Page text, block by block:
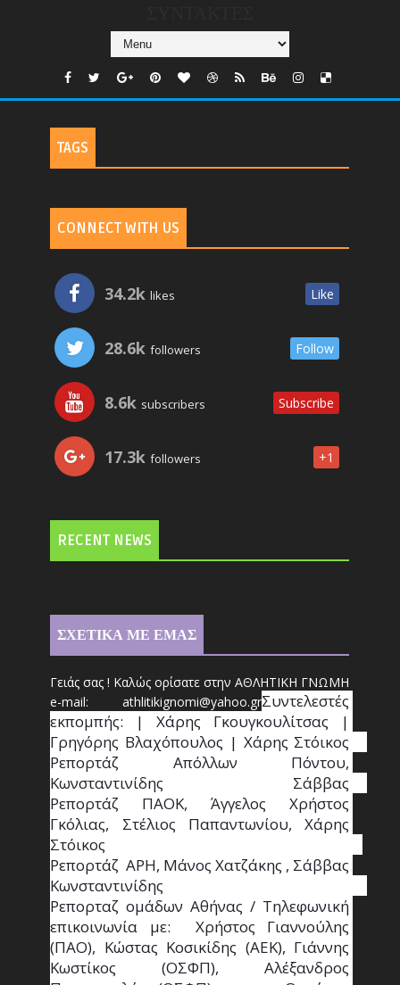
TAGS
CONNECT WITH US
34.2k likes Like
28.6k followers Follow
8.6k subscribers Subscribe
17.3k followers +1
RECENT NEWS
ΣΧΕΤΙΚΑ ΜΕ ΕΜΑΣ
Γειάς σας ! Καλώς ορίσατε στην ΑΘΛΗΤΙΚΗ ΓΝΩΜΗ
e-mail: athlitikignomi@yahoo.grΣυντελεστές
εκπομπής: | Χάρης Γκουγκουλίτσας |
Γρηγόρης Βλαχόπουλος | Χάρης Στόικος
Ρεπορτάζ Απόλλων Πόντου,
Κωνσταντινίδης   Σάββας
Ρεπορτάζ ΠΑΟΚ, Άγγελος Χρήστος
Γκόλιας, Στέλιος Παπαντωνίου, Χάρης
Στόικος
Ρεπορτάζ  ΑΡΗ, Μάνος Χατζάκης , Σάββας
Κωνσταντινίδης
Ρεπορταζ ομάδων Αθήνας / Τηλεφωνική
επικοινωνία με:  Χρήστος Γιαννούλης
(ΠΑΟ), Κώστας Κοσικίδης (ΑΕΚ), Γιάννης
Κωστίκος (ΟΣΦΠ), Αλέξανδρος